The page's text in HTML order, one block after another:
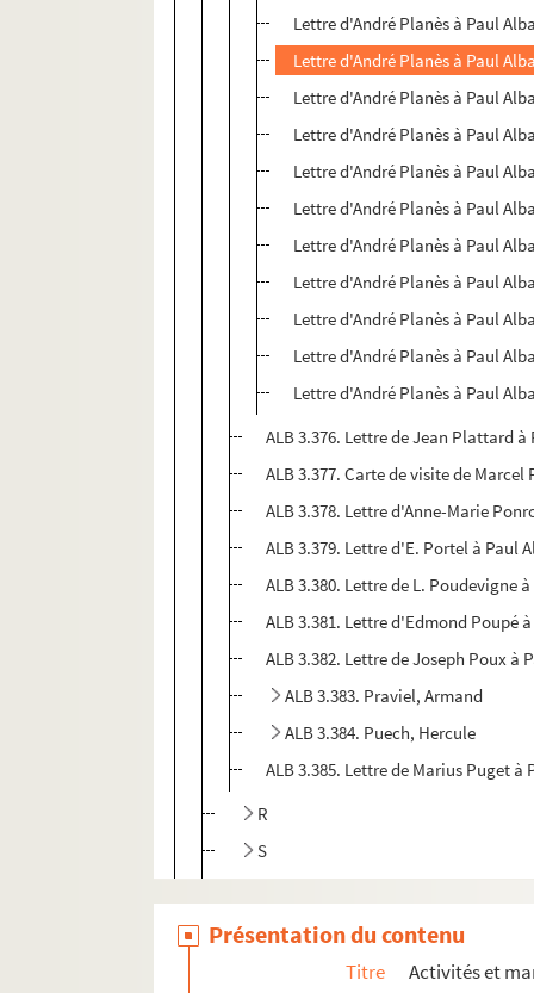
Lettre d'André Planès à Paul
Lettre d'André Planès à Paul
Lettre d'André Planès à Paul
Lettre d'André Planès à Paul
Lettre d'André Planès à Paul
Lettre d'André Planès à Paul
Lettre d'André Planès à Paul
Lettre d'André Planès à Paul
Lettre d'André Planès à Paul
Lettre d'André Planès à Paul
Lettre d'André Planès à Paul
ALB 3.376. Lettre de Jean Plattard
ALB 3.377. Carte de visite de Marcel
ALB 3.378. Lettre d'Anne-Marie
ALB 3.379. Lettre d'E. Portel à Paul
ALB 3.380. Lettre de L. Poudevigne
ALB 3.381. Lettre d'Edmond Poupé
ALB 3.382. Lettre de Joseph Poux à
ALB 3.383. Praviel, Armand
ALB 3.384. Puech, Hercule
ALB 3.385. Lettre de Marius Puget à
R
S
ALB 3.471. Liste de félibres
Présentation du contenu
Titre Activités et